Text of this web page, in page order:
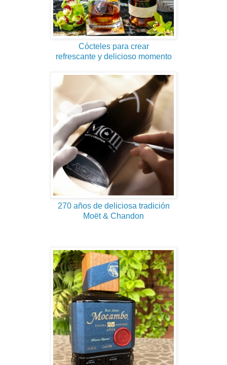
Cócteles para crear
refrescante y delicioso momento
270 años de deliciosa tradición
Moët & Chandon